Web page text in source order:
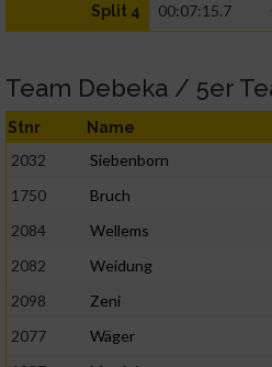
Split 4 00:07:15.7
Team Debeka / 5er
Stnr Name
2032 Siebenborn
1750
Bruch
2084
Wellems
2082
Weidung
2098
Zeni
2077
Wäger